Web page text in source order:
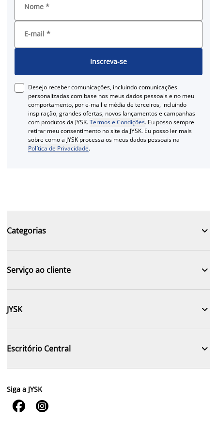
Nome *
E-mail *
Inscreva-se
Desejo receber comunicações, incluindo comunicações
personalizadas com base nos meus dados pessoais e no meu
comportamento, por e-mail e média de terceiros, incluindo
inspiração, grandes ofertas, novos lançamentos e campanhas
com produtos da JYSK.Termos e Condições. Eu posso sempre
retirar meu consentimento no site da JYSK. Eu posso ler mais
sobre como a JYSK processa os meus dados pessoais na
Política de Privacidade.
Categorias 
Serviço ao cliente 
JYSK 
Escritório Central 
Siga a JYSK
 